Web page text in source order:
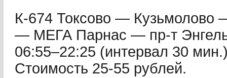
К-674 Токсово — Кузьмолово
— МЕГА Парнас — пр-т
06:55–22:25 (интервал 30
Стоимость 25-55 рублей.